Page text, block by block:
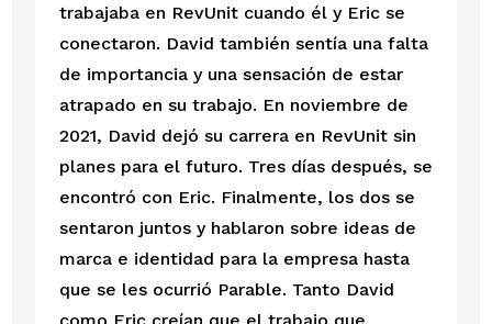
trabajaba en RevUnit cuando él y Eric se
conectaron. David también sentía una falta
de importancia y una sensación de estar
atrapado en su trabajo. En noviembre de
2021, David dejó su carrera en RevUnit sin
planes para el futuro. Tres días después, se
encontró con Eric. Finalmente, los dos se
sentaron juntos y hablaron sobre ideas de
marca e identidad para la empresa hasta
que se les ocurrió Parable. Tanto David